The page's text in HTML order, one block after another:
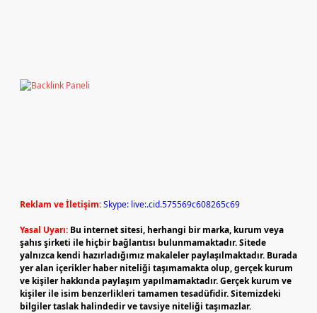
Reklam ve İletişim:Skype: live:.cid.575569c608265c69
Yasal Uyarı: Bu internet sitesi, herhangi bir marka, kurum veya
şahıs şirketi ile hiçbir bağlantısı bulunmamaktadır. Sitede
yalnızca kendi hazırladığımız makaleler paylaşılmaktadır. Burada
yer alan içerikler haber niteliği taşımamakta olup, gerçek kurum
ve kişiler hakkında paylaşım yapılmamaktadır. Gerçek kurum ve
kişiler ile isim benzerlikleri tamamen tesadüfidir. Sitemizdeki
bilgiler taslak halindedir ve tavsiye niteliği taşımazlar.